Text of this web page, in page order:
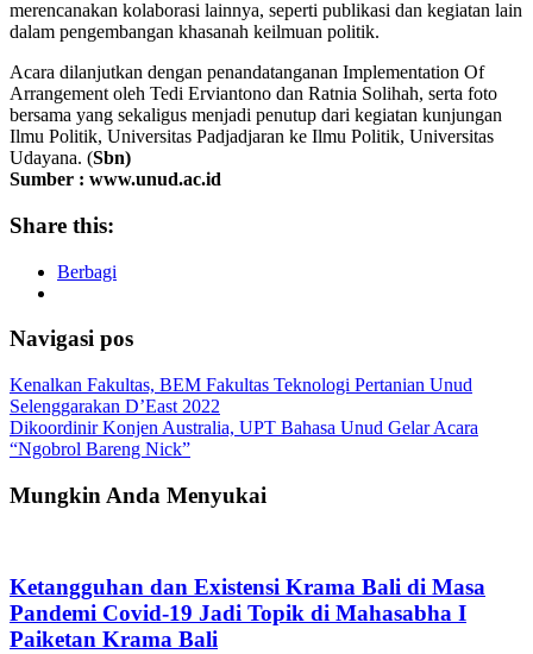
merencanakan kolaborasi lainnya, seperti publikasi dan kegiatan lain
dalam pengembangan khasanah keilmuan politik.
Acara dilanjutkan dengan penandatanganan Implementation Of
Arrangement oleh Tedi Erviantono dan Ratnia Solihah, serta foto
bersama yang sekaligus menjadi penutup dari kegiatan kunjungan
Ilmu Politik, Universitas Padjadjaran ke Ilmu Politik, Universitas
Udayana. (Sbn)
Sumber : www.unud.ac.id
Share this:
Berbagi
Navigasi pos
Kenalkan Fakultas, BEM Fakultas Teknologi Pertanian Unud
Selenggarakan D’East 2022
Dikoordinir Konjen Australia, UPT Bahasa Unud Gelar Acara
“Ngobrol Bareng Nick”
Mungkin Anda Menyukai
Ketangguhan dan Existensi Krama Bali di Masa
Pandemi Covid-19 Jadi Topik di Mahasabha I
Paiketan Krama Bali